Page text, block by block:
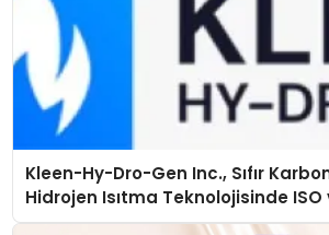
Kleen-Hy-Dro-Gen Inc., Sıfır
Hidrojen Isıtma Teknolojisinde ISO
Düzenleyici Onaylarını Aldı